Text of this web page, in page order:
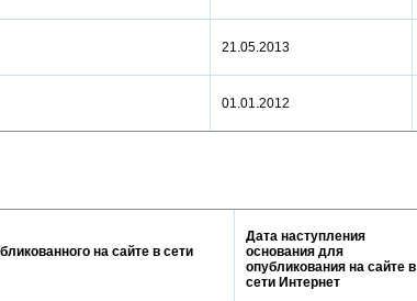
21.05.2013
01.01.2012
на сайте в сети
Дата наступления
основания для
опубликования на сайте в
сети Интернет